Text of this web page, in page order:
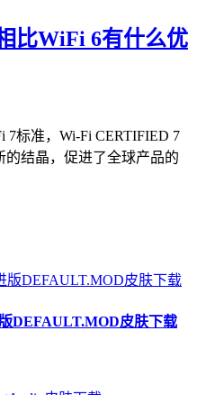
比WiFi 6有什么优
7标准，Wi-Fi CERTIFIED 7
的结晶，促进了全球产品的
DEFAULT.MOD皮肤下载